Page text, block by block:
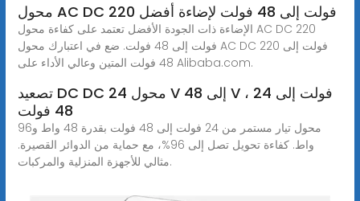
محول AC DC 220 فولت إلى 48 فولت لإضاءة أفضل
الإضاءة ذات الجودة الأفضل تعتمد على كفاءة محول AC DC 220
فولت إلى 48 فولت. ضع في اعتبارك محول AC DC 220 فولت إلى
48 فولت المتين وعالي الأداء على Alibaba.com.
تصعيد DC DC محول 24 V إلى 48 V ، 24 فولت إلى
48 فولت
محول تيار مستمر من 24 فولت إلى 48 فولت بقدرة 48 واط و96
واط. كفاءة تحويل تصل إلى 96%، مع حماية من الدوائر القصيرة.
مثالي للأجهزة المنزلية والمركبات.